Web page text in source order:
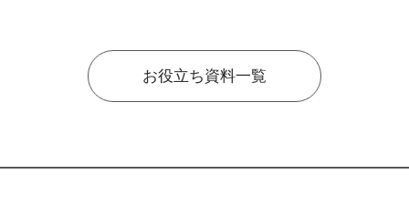
お役立ち資料一覧